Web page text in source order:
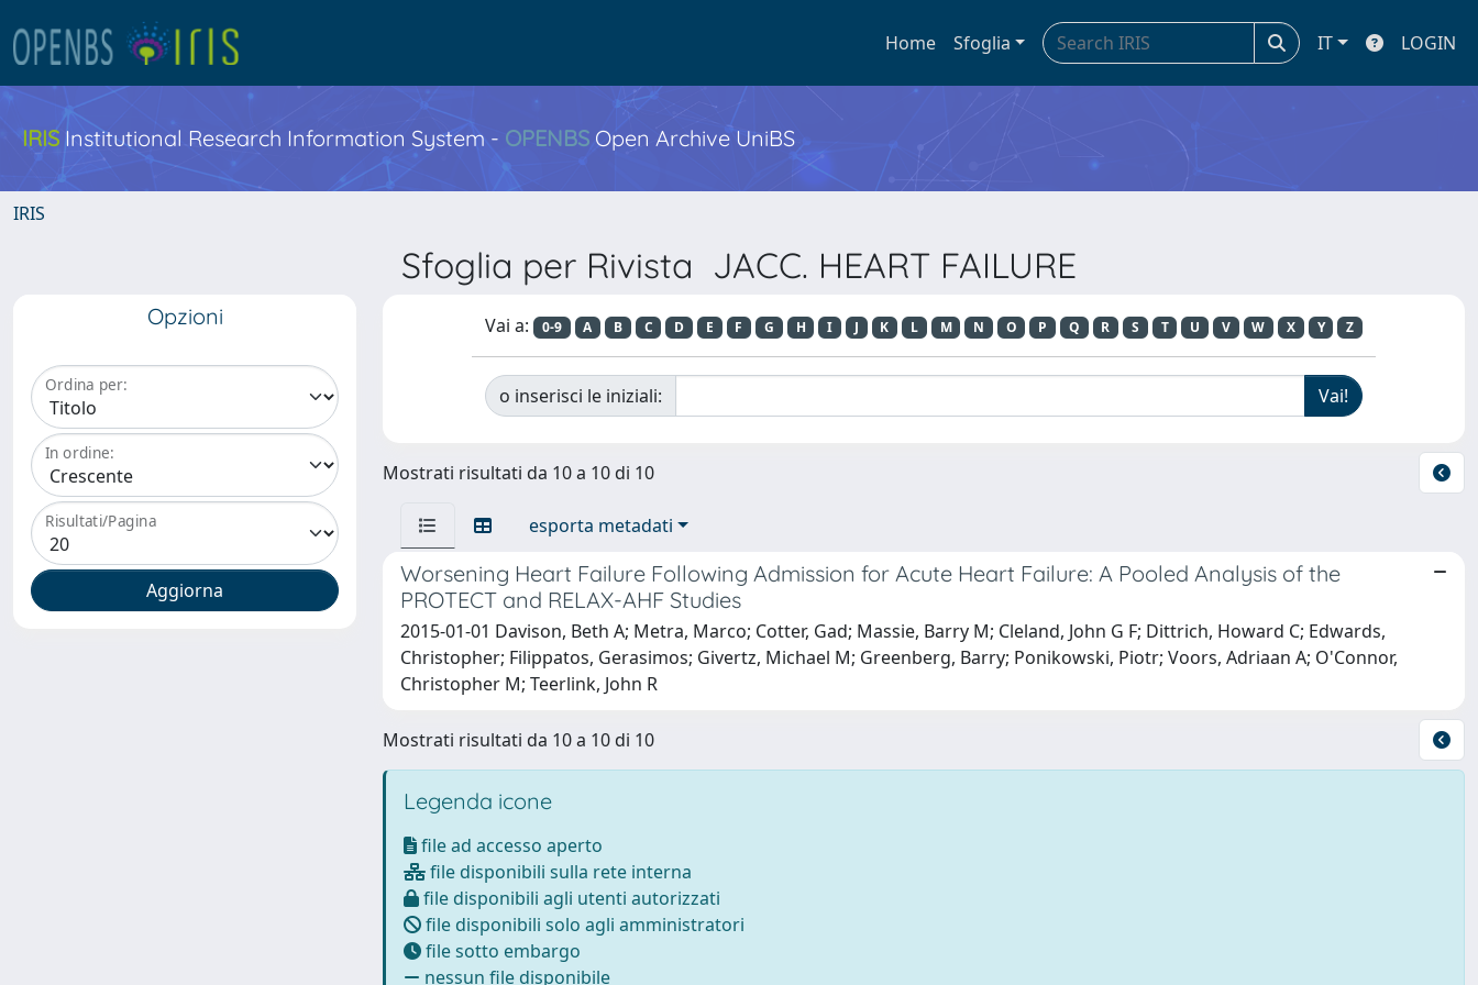
Home Sfoglia IT LOGIN
IRIS Institutional Research Information System - OPENBS Open Archive UniBS
IRIS
Sfoglia per Rivista JACC. HEART FAILURE
Opzioni
Ordina per:
In ordine:
Risultati/Pagina
Vai a: 0-9 A B C D E F G H I J K L M N O P Q R S T U V W X Y Z
o inserisci le iniziali:
Mostrati risultati da 10 a 10 di 10
esporta metadati
Worsening Heart Failure Following Admission for Acute Heart Failure: A Pooled Analysis of the
PROTECT and RELAX-AHF Studies
2015-01-01 Davison, Beth A; Metra, Marco; Cotter, Gad; Massie, Barry M; Cleland, John G F; Dittrich, Howard C; Edwards,
Christopher; Filippatos, Gerasimos; Givertz, Michael M; Greenberg, Barry; Ponikowski, Piotr; Voors, Adriaan A; O'Connor,
Christopher M; Teerlink, John R
Mostrati risultati da 10 a 10 di 10
Legenda icone
file ad accesso aperto
file disponibili sulla rete interna
file disponibili agli utenti autorizzati
file disponibili solo agli amministratori
file sotto embargo
nessun file disponibile